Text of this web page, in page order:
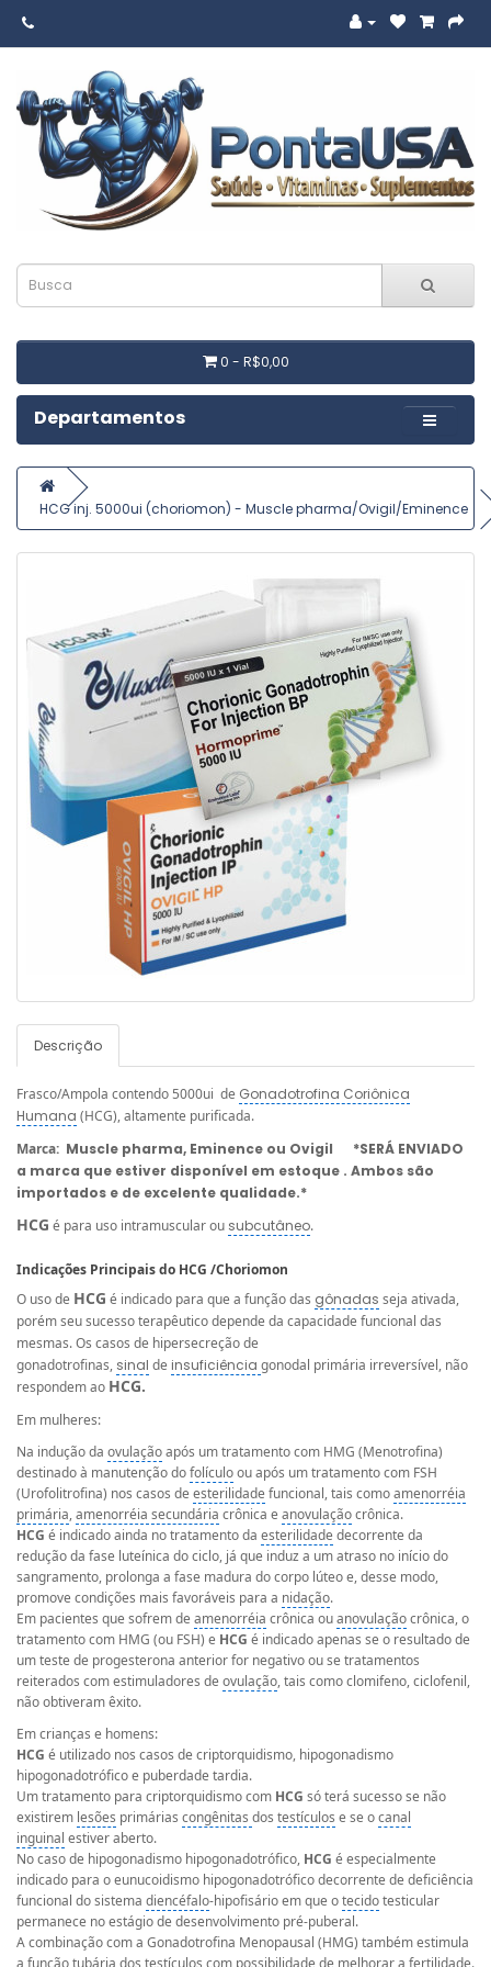
0 - R$0,00
Departamentos
HCG inj. 5000ui (choriomon) - Muscle pharma/Ovigil/Eminence
Descrição
Frasco/Ampola contendo 5000ui de Gonadotrofina Coriônica
Humana (HCG), altamente purificada.
Marca: Muscle pharma, Eminence ou Ovigil *SERÁ ENVIADO
a marca que estiver disponível em estoque . Ambos são
importados e de excelente qualidade.*
HCG é para uso intramuscular ou subcutâneo.
Indicações Principais do HCG /Choriomon
O uso de HCG é indicado para que a função das gônadas seja ativada,
porém seu sucesso terapêutico depende da capacidade funcional das
mesmas. Os casos de hipersecreção de
gonadotrofinas, sinal de insuficiência gonodal primária irreversível, não
respondem ao HCG.
Em mulheres:
Na indução da ovulaçãoapós um tratamento com HMG (Menotrofina)
destinado à manutenção dofolículoou após um tratamento com FSH
(Urofolitrofina) nos casos de esterilidade funcional, tais comoamenorréia
primária,amenorréia secundária crônica e anovulaçãocrônica.
HCG é indicado ainda no tratamento da esterilidade decorrente da
redução da fase luteínica do ciclo, já que induz a um atraso no início do
sangramento, prolonga a fase madura do corpo lúteo e, desse modo,
promove condições mais favoráveis para a nidação.
Em pacientes que sofrem de amenorréia crônica ouanovulaçãocrônica, o
tratamento com HMG (ou FSH) e HCG é indicado apenas se o resultado de
um teste de progesterona anterior for negativo ou se tratamentos
reiterados com estimuladores de ovulação, tais como clomifeno, ciclofenil,
não obtiveram êxito.
Em crianças e homens:
HCG é utilizado nos casos de criptorquidismo, hipogonadismo
hipogonadotrófico e puberdade tardia.
Um tratamento para criptorquidismo com HCG só terá sucesso se não
existirem lesões primárias congênitas dos testículos e se ocanal
inguinal estiver aberto.
No caso de hipogonadismo hipogonadotrófico, HCG é especialmente
indicado para o eunucoidismo hipogonadotrófico decorrente de deficiência
funcional do sistema diencéfalo-hipofisário em que otecidotesticular
permanece no estágio de desenvolvimento pré-puberal.
A combinação com a Gonadotrofina Menopausal (HMG) também estimula
a função tubária dos testículos com possibilidade de melhorar a fertilidade.